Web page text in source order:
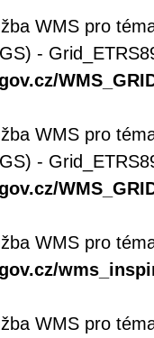
WMS pro
-
WMS pro
-
WMS pro
WMS pro